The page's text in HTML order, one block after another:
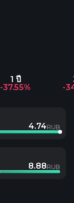
1 ปี
-37.55%
-
4.74RUB
8.88RUB